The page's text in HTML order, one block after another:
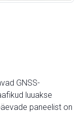
GNSS-
luuakse
paneelist on